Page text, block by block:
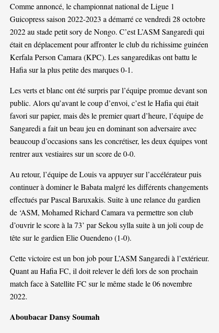
Comme annoncé, le championnat national de Ligue 1
Guicopress saison 2022-2023 a démarré ce vendredi 28 octobre
2022 au stade petit sory de Nongo. C’est L’ASM Sangaredi qui
était en déplacement pour affronter le club du richissime guinéen
Kerfala Person Camara (KPC). Les sangaredikas ont battu le
Hafia sur la plus petite des marques 0-1.
Les verts et blanc ont été surpris par l’équipe promue devant son
public. Alors qu’avant le coup d’envoi, c’est le Hafia qui était
favori sur papier, mais dès le premier quart d’heure, l’équipe de
Sangaredi a fait un beau jeu en dominant son adversaire avec
beaucoup d’occasions sans les concrétiser, les deux équipes vont
rentrer aux vestiaires sur un score de 0-0.
Au retour, l’équipe de Louis va appuyer sur l’accélérateur puis
continuer à dominer le Babata malgré les différents changements
effectués par Pascal Baruxakis. Suite à une relance du gardien
de ‘ASM, Mohamed Richard Camara va permettre son club
d’ouvrir le score à la 73’ par Sekou sylla suite à un joli coup de
tête sur le gardien Elie Ouendeno (1-0).
Cette victoire est un bon job pour L’ASM Sangaredi à l’extérieur.
Quant au Hafia FC, il doit relever le défi lors de son prochain
match face à Satellite FC sur le même stade le 06 novembre
2022.
Aboubacar Dansy Soumah